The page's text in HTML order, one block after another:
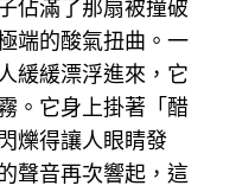
佔滿了那扇被撞破
端的酸氣扭曲。一
緩緩漂浮進來，它
。它身上掛著「醋
爍得讓人眼睛發
聲音再次響起，這